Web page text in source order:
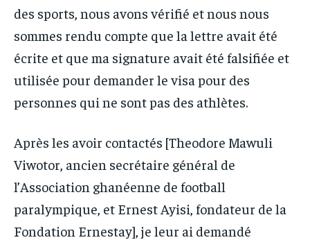
des sports, nous avons vérifié et nous nous
sommes rendu compte que la lettre avait été
écrite et que ma signature avait été falsifiée et
utilisée pour demander le visa pour des
personnes qui ne sont pas des athlètes.
Après les avoir contactés [Theodore Mawuli
Viwotor, ancien secrétaire général de
l’Association ghanéenne de football
paralympique, et Ernest Ayisi, fondateur de la
Fondation Ernestay], je leur ai demandé